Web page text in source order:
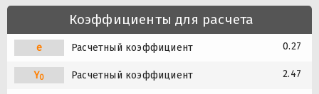
Коэффициенты для расчета
e Расчетный коэффициент 0.27
Y0 Расчетный коэффициент 2.47